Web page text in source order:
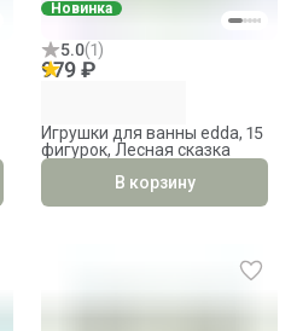
Новинка
5.0(1)
979 ₽
Игрушки для ванны edda, 15
фигурок, Лесная сказка
В корзину